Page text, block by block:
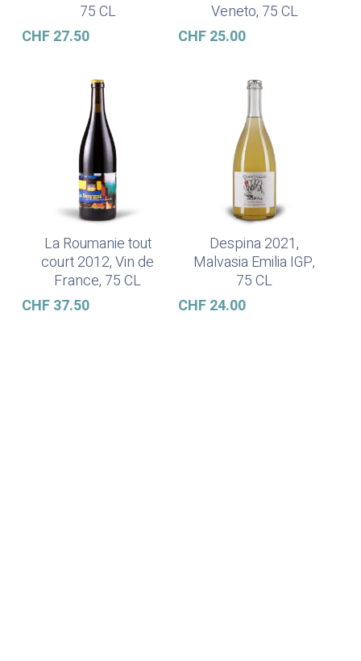
75 CL
CHF27.50
Veneto, 75 CL
CHF25.00
Ajouter Au Panier
La Roumanie tout
court 2012, Vin de
France, 75 CL
CHF37.50
Ajouter Au Panier
Despina 2021,
Malvasia Emilia IGP,
75 CL
CHF24.00